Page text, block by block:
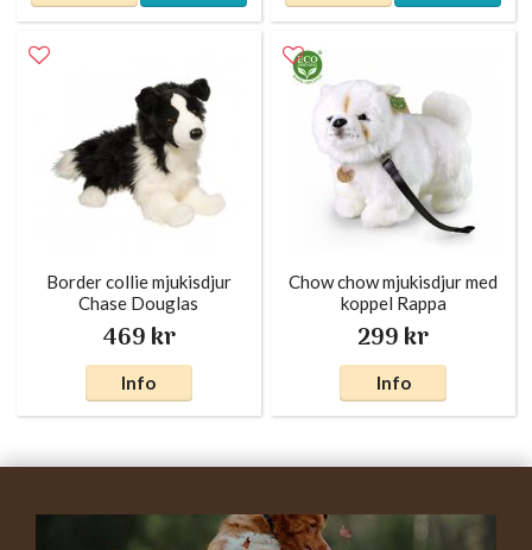
Border collie mjukisdjur
Chase Douglas
469 kr
Info
Chow chow mjukisdjur med
koppel Rappa
299 kr
Info